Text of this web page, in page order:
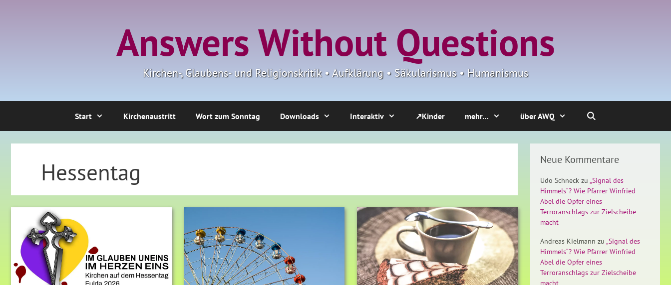
Answers Without Questions
Kirchen-, Glaubens- und Religionskritik • Aufklärung • Säkularismus • Humanismus
Start Kirchenaustritt Wort zum Sonntag Downloads Interaktiv ↗Kinder mehr… über AWQ
Hessentag Neue Kommentare
Udo Schneck zu „Signal des
Himmels“? Wie Pfarrer Winfried
Abel die Opfer eines
Terroranschlags zur Zielscheibe
macht
Andreas Kielmann zu „Signal des
Himmels“? Wie Pfarrer Winfried
Abel die Opfer eines
Terroranschlags zur Zielscheibe
macht